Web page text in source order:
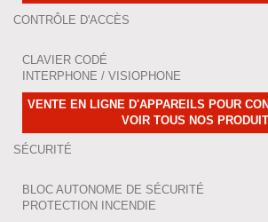
CONTRÔLE D'ACCÈS
CLAVIER CODÉ
INTERPHONE / VISIOPHONE
VENTE EN LIGNE D'APPAREILS POUR
VOIR TOUS NOS
SÉCURITÉ
BLOC AUTONOME DE SÉCURITÉ
PROTECTION INCENDIE